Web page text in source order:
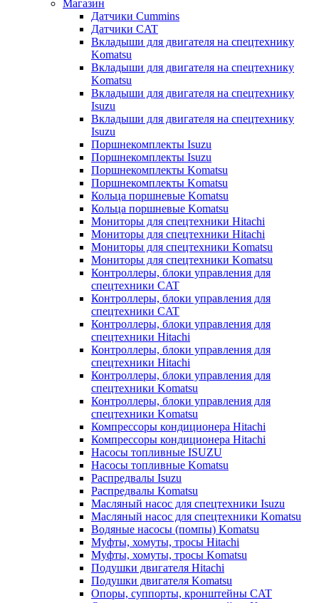
Магазин
Датчики Cummins
Датчики CAT
Вкладыши для двигателя на спецтехнику
Komatsu
Вкладыши для двигателя на спецтехнику
Komatsu
Вкладыши для двигателя на спецтехнику
Isuzu
Вкладыши для двигателя на спецтехнику
Isuzu
Поршнекомплекты Isuzu
Поршнекомплекты Isuzu
Поршнекомплекты Komatsu
Поршнекомплекты Komatsu
Кольца поршневые Komatsu
Кольца поршневые Komatsu
Мониторы для спецтехники Hitachi
Мониторы для спецтехники Hitachi
Мониторы для спецтехники Komatsu
Мониторы для спецтехники Komatsu
Контроллеры, блоки управления для
спецтехники CAT
Контроллеры, блоки управления для
спецтехники CAT
Контроллеры, блоки управления для
спецтехники Hitachi
Контроллеры, блоки управления для
спецтехники Hitachi
Контроллеры, блоки управления для
спецтехники Komatsu
Контроллеры, блоки управления для
спецтехники Komatsu
Компрессоры кондиционера Hitachi
Компрессоры кондиционера Hitachi
Насосы топливные ISUZU
Насосы топливные Komatsu
Распредвалы Isuzu
Распредвалы Komatsu
Масляный насос для спецтехники Isuzu
Масляный насос для спецтехники Komatsu
Водяные насосы (помпы) Komatsu
Муфты, хомуты, тросы Hitachi
Муфты, хомуты, тросы Komatsu
Подушки двигателя Hitachi
Подушки двигателя Komatsu
Опоры, суппорты, кронштейны CAT